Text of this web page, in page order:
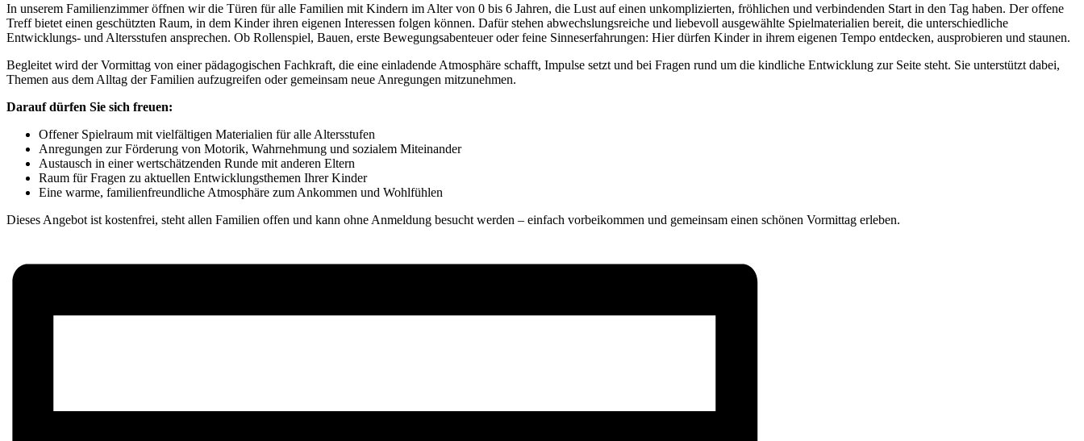
In unserem Familienzimmer öffnen wir die Türen für alle Familien mit Kindern im Alter von 0 bis 6 Jahren, die Lust auf einen unkomplizierten, fröhlichen und verbindenden Start in den Tag haben. Der offene
Treff bietet einen geschützten Raum, in dem Kinder ihren eigenen Interessen folgen können. Dafür stehen abwechslungsreiche und liebevoll ausgewählte Spielmaterialien bereit, die unterschiedliche
Entwicklungs- und Altersstufen ansprechen. Ob Rollenspiel, Bauen, erste Bewegungsabenteuer oder feine Sinneserfahrungen: Hier dürfen Kinder in ihrem eigenen Tempo entdecken, ausprobieren und staunen.
Begleitet wird der Vormittag von einer pädagogischen Fachkraft, die eine einladende Atmosphäre schafft, Impulse setzt und bei Fragen rund um die kindliche Entwicklung zur Seite steht. Sie unterstützt dabei,
Themen aus dem Alltag der Familien aufzugreifen oder gemeinsam neue Anregungen mitzunehmen.
Darauf dürfen Sie sich freuen:
Offener Spielraum mit vielfältigen Materialien für alle Altersstufen
Anregungen zur Förderung von Motorik, Wahrnehmung und sozialem Miteinander
Austausch in einer wertschätzenden Runde mit anderen Eltern
Raum für Fragen zu aktuellen Entwicklungsthemen Ihrer Kinder
Eine warme, familienfreundliche Atmosphäre zum Ankommen und Wohlfühlen
Dieses Angebot ist kostenfrei, steht allen Familien offen und kann ohne Anmeldung besucht werden – einfach vorbeikommen und gemeinsam einen schönen Vormittag erleben.